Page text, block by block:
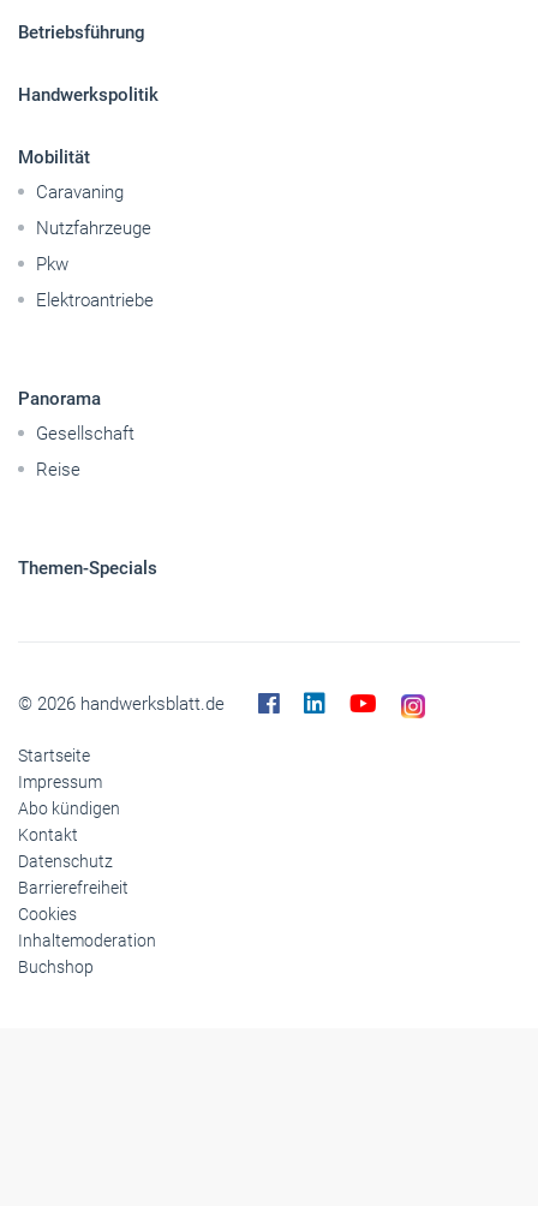
Betriebsführung
Handwerkspolitik
Mobilität
Caravaning
Nutzfahrzeuge
Pkw
Elektroantriebe
Panorama
Gesellschaft
Reise
Themen-Specials
© 2026 handwerksblatt.de
Startseite
Impressum
Abo kündigen
Kontakt
Datenschutz
Barrierefreiheit
Cookies
Inhaltemoderation
Buchshop